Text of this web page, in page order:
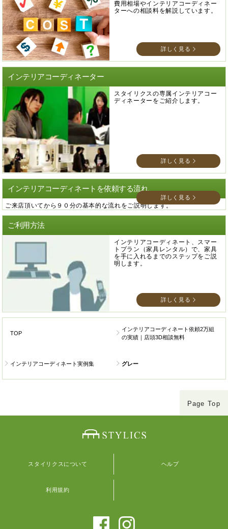
費用相場やインテリアコーディネー
ターへの相談料を解説しています。
詳しく見る
インテリアコーディネーター
スタイリクスの専属インテリアコー
ディネーターをご紹介します。
詳しく見る
インテリアコーディネートを依頼する流れ
ご来店頂いてから９０分の基本的な流れをご説明します。
詳しく見る
ご利用方法
インテリアコーディネート、スマー
トプラン（家具レンタル）で、家具
を手に入れるまでのステップをご説
明します。
詳しく見る
TOP
インテリアコーディネート依頼2万組
の実績｜店頭3D相談無料
インテリアコーディネート実例集 グレー
Page Top
スタイリクスについて ヘルプ
利用規約